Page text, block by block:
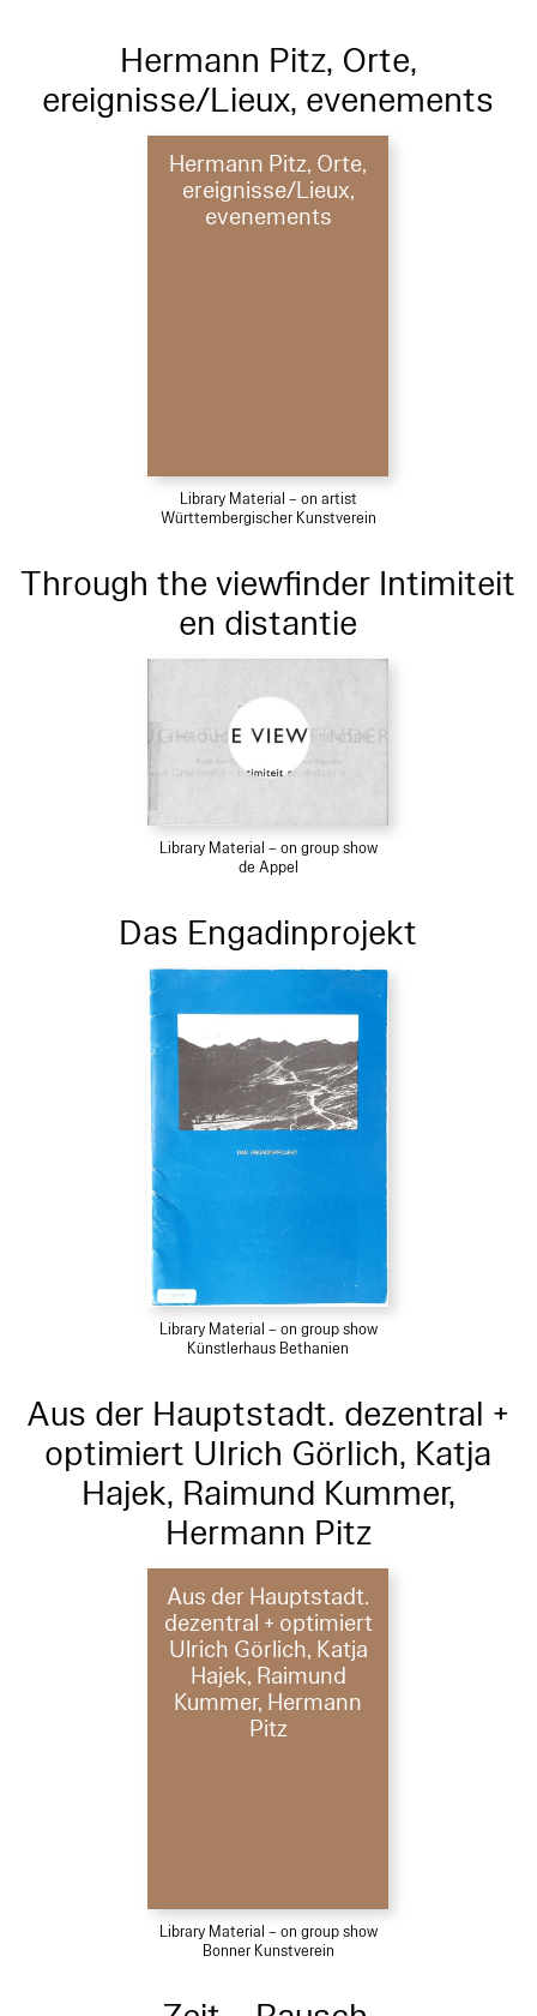
Hermann Pitz, Orte,
ereignisse/Lieux, evenements
Hermann Pitz, Orte,
ereignisse/Lieux,
evenements
Library Material – on artist
Württembergischer Kunstverein
Through the viewfinder Intimiteit
en distantie
Library Material – on group show
de Appel
Das Engadinprojekt
Library Material – on group show
Künstlerhaus Bethanien
Aus der Hauptstadt. dezentral +
optimiert Ulrich Görlich, Katja
Hajek, Raimund Kummer,
Hermann Pitz
Aus der Hauptstadt.
dezentral + optimiert
Ulrich Görlich, Katja
Hajek, Raimund
Kummer, Hermann
Pitz
Library Material – on group show
Bonner Kunstverein